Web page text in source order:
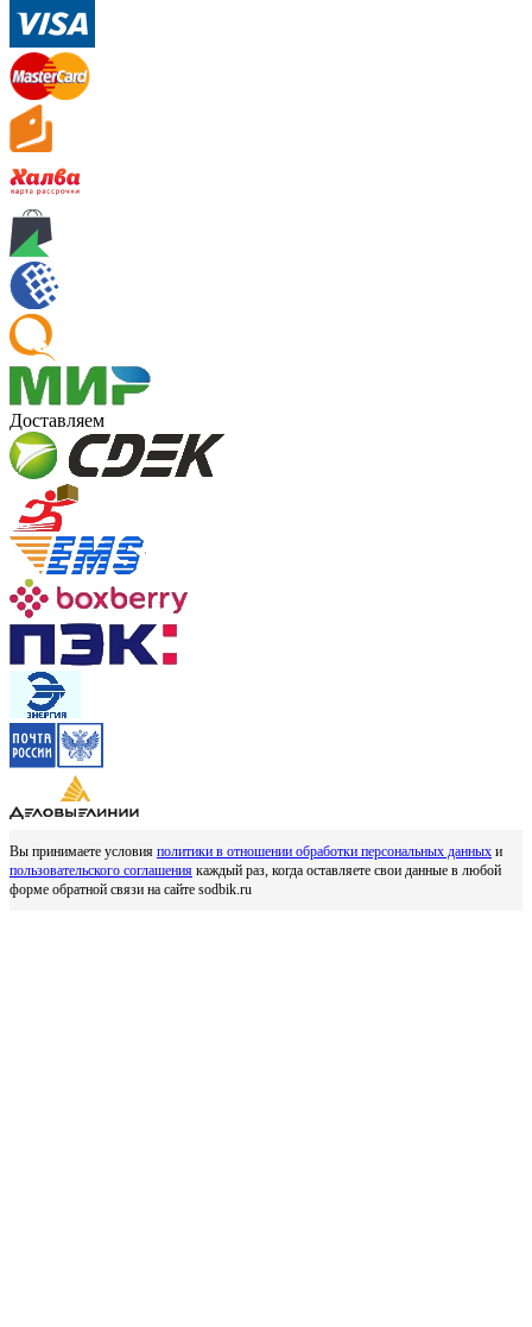
Доставляем
Вы принимаете условия политики в отношении обработки персональных данных и
пользовательского соглашения каждый раз, когда оставляете свои данные в любой
форме обратной связи на сайте sodbik.ru